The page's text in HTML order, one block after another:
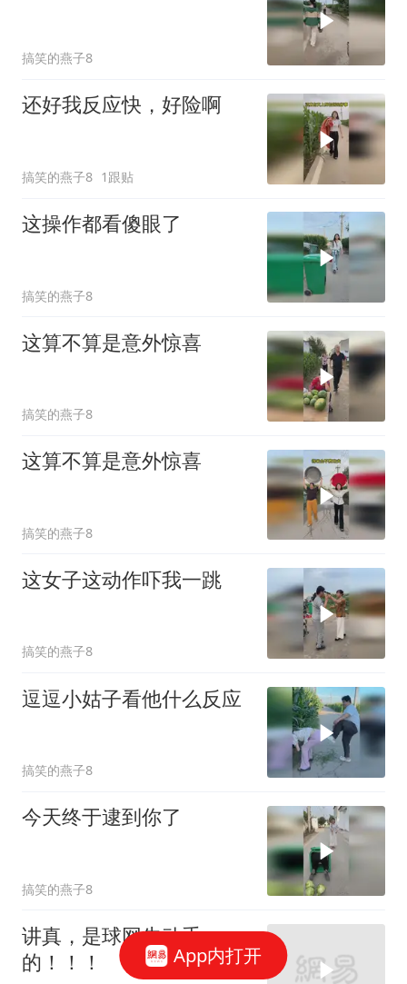
搞笑的燕子8
还好我反应快，好险啊
搞笑的燕子8 1跟贴
这操作都看傻眼了
搞笑的燕子8
这算不算是意外惊喜
搞笑的燕子8
这算不算是意外惊喜
搞笑的燕子8
这女子这动作吓我一跳
搞笑的燕子8
逗逗小姑子看他什么反应
搞笑的燕子8
今天终于逮到你了
搞笑的燕子8
讲真，是球网先动手
的！！！
App内打开